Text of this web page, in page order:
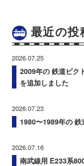
最近の投
2026.07.25
2009年の 鉄道ピク
を追加しました
2026.07.23
1980〜1989年の
2026.07.16
南武線用 E233系